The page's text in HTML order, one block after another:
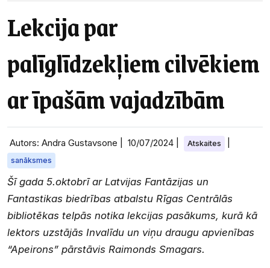
Lekcija par
palīglīdzekļiem cilvēkiem
ar īpašām vajadzībām
Autors: Andra Gustavsone | 10/07/2024 Atskaites
sanāksmes
Šī gada 5.oktobrī ar Latvijas Fantāzijas un
Fantastikas biedrības atbalstu Rīgas Centrālās
bibliotēkas telpās notika lekcijas pasākums, kurā kā
lektors uzstājās Invalīdu un viņu draugu apvienības
“Apeirons” pārstāvis Raimonds Smagars.